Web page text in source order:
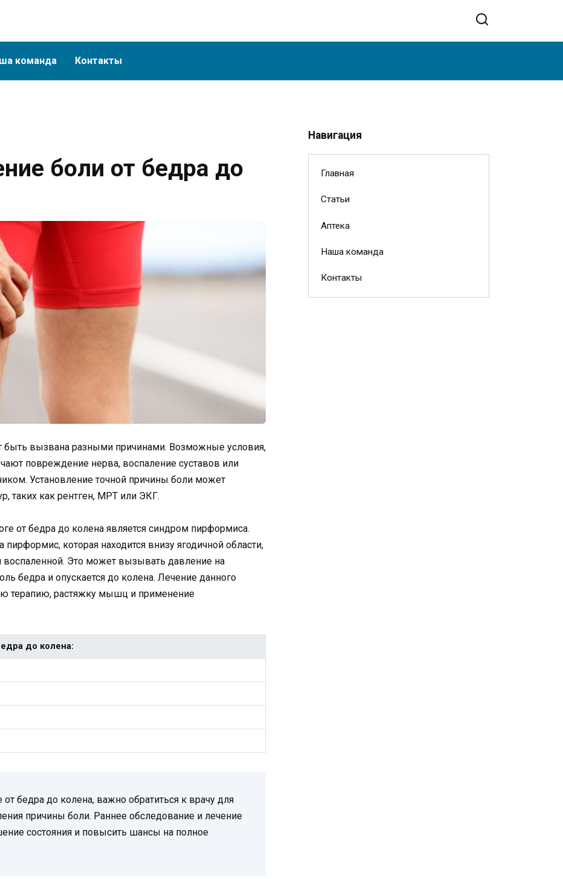
команда Контакты
боли от бедра до
быть вызвана разными причинами. Возможные условия,
повреждение нерва, воспаление суставов или
Установление точной причины боли может
таких как рентген, МРТ или ЭКГ.
от бедра до колена является синдром пирформиса.
которая находится внизу ягодичной области,
Это может вызывать давление на
бедра и опускается до колена. Лечение данного
терапию, растяжку мышц и применение
до колена:
бедра до колена, важно обратиться к врачу для
причины боли. Раннее обследование и лечение
состояния и повысить шансы на полное
Навигация
Главная
Статьи
Аптека
Наша команда
Контакты